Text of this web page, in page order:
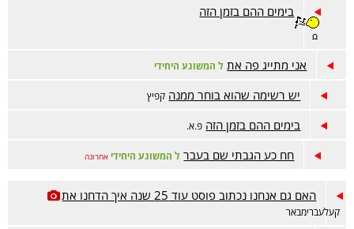
בימים ההם בזמן הזה
ꭥ
אני מתייג פה את ל המשוגע היחידי
יש רשימה שהוא בוחר ממנה קפיץ
בימים ההם בזמן הזה פ.א.
חח כע הגבתי שם בעבר ל המשוגע היחידי אחרונה
האם גם אנחנו נכתוב פוסט עוד 25 שנה איך הדחנו את
קעלעברימבאר